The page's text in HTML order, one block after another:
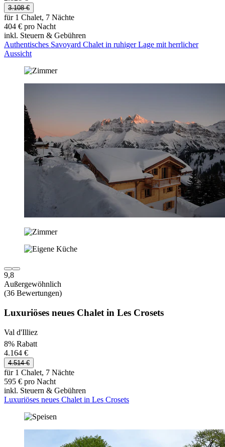
3.108 €
für 1 Chalet, 7 Nächte
404 € pro Nacht
inkl. Steuern & Gebühren
Authentisches Savoyard Chalet in ruhiger Lage mit herrlicher
Aussicht
9,8
Außergewöhnlich
(36 Bewertungen)
Luxuriöses neues Chalet in Les Crosets
Val d'Illiez
8% Rabatt
4.164 €
4.514 €
für 1 Chalet, 7 Nächte
595 € pro Nacht
inkl. Steuern & Gebühren
Luxuriöses neues Chalet in Les Crosets